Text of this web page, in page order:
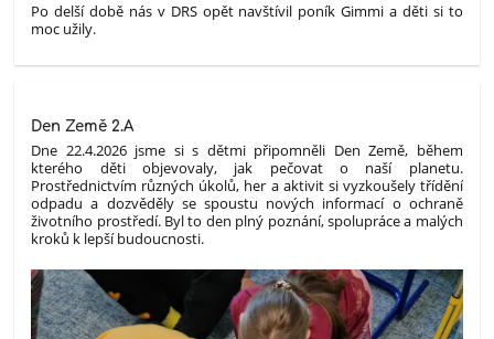
Po delší době nás v DRS opět navštívil poník Gimmi a děti si to
moc užily.
Den Země 2.A
Dne 22.4.2026 jsme si s dětmi připomněli Den Země, během
kterého děti objevovaly, jak pečovat o naší planetu.
Prostřednictvím různých úkolů, her a aktivit si vyzkoušely třídění
odpadu a dozvěděly se spoustu nových informací o ochraně
životního prostředí. Byl to den plný poznání, spolupráce a malých
kroků k lepší budoucnosti.